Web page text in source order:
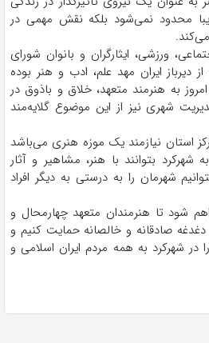
محدود نمی‌شود بلکه نقش مهمی در
ورزشی، ایثارگران و بانوان شورای
دیرباز ایران مهد علم، ادب و هنر بوده
به هنرمند متعهد، خلاق و باذوق در
شهری نیز از این موضوع گلایه‌مند
استان نیازمند یک موزه هنری می‌باشد
شهرکرد بتوانند با هنر، مشاهیر و آثار
شهرمان را به درستی به دیگر افراد
شود تا هنرمندان متعهد چهارمحال و
دغدغه صادقانه و خالصانه حمایت کنیم و
در شهرکرد به همه مردم ایران اسلامی و